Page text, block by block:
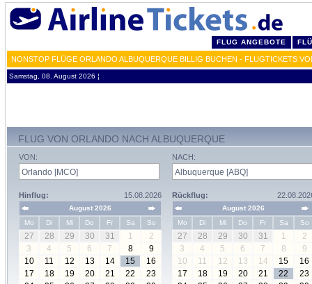
FLUG ANGEBOTE
NONSTOP FLÜGE ORLANDO ALBUQUERQUE BILLIG BUCHEN - FLUGTICKETS
Samstag, 08. August 2026 ¦
FLUG VON ORLANDO NACH ALBUQUERQUE
VON:
Hinflug: 15.08.2026
August 2026
Mo
Di Mi Do Fr Sa So
27 28 29 30 31 1
2
3
4 5 6 7 8
9
10
11 12 13 14 15
16
17
18 19 20 21 22
23
NACH:
Rückflug:
August 2026
Mo
Di Mi Do Fr Sa So
27 28 29 30 31 1
2
3
4 5 6 7 8
9
10
11 12 13 14 15
16
17
18 19 20 21 22
23